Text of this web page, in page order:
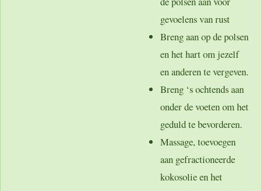
gevoelens van rust
Breng aan op de polsen
en het hart om jezelf
en anderen te vergeven.
Breng ‘s ochtends aan
onder de voeten om het
geduld te bevorderen.
Massage, toevoegen
aan gefractioneerde
kokosolie en het